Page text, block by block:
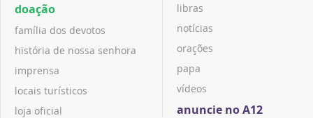
doação
família dos devotos
história de nossa senhora
imprensa
locais turísticos
loja oficial
libras
notícias
orações
papa
vídeos
anuncie no A12